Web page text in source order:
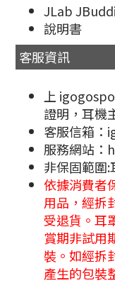
JLab
說明書
客服資訊
上
證明，耳機
客服信箱：
服務網站
非保固範圍
依據消費者
用品，經拆
受退貨。耳
賞期非試用
裝。如經拆
產生的包裝